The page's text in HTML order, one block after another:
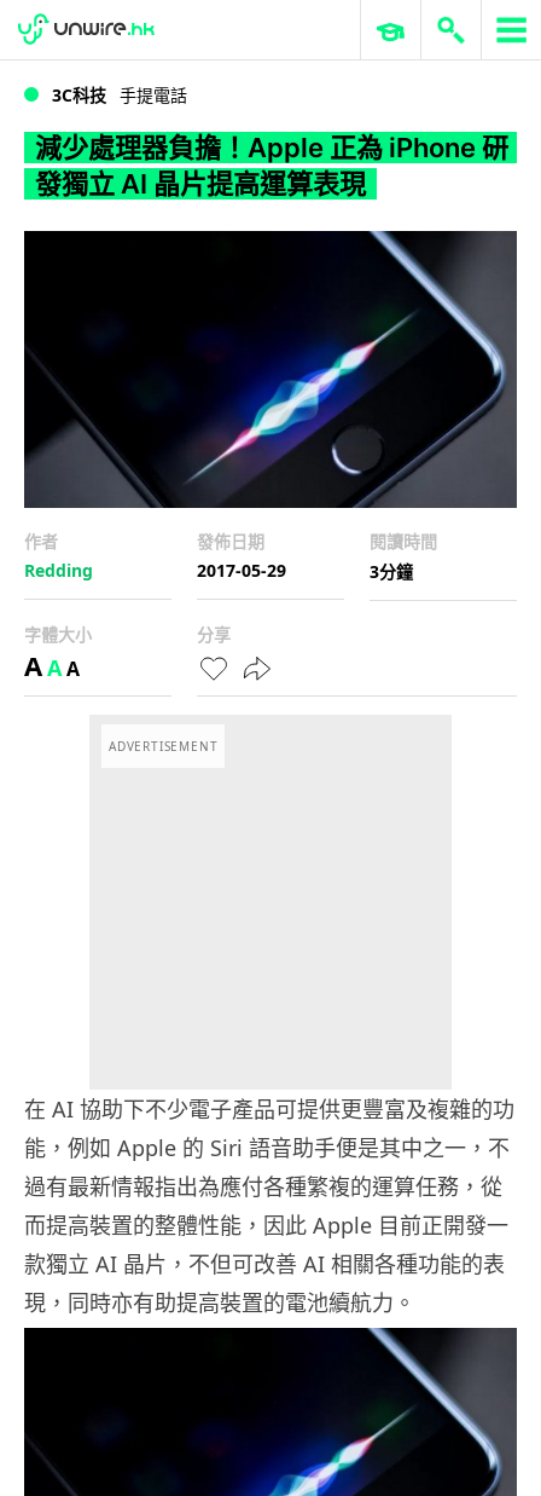
WWDC 2026 ERP 與商業 AI
3C科技 手提電話
減少處理器負擔！Apple 正為 iPhone 研
發獨立 AI 晶片提高運算表現
作者
Redding
發佈日期
2017-05-29
閱讀時間
3分鐘
字體大小
AAA
分享
ADVERTISEMENT
在 AI 協助下不少電子產品可提供更豐富及複雜的功
能，例如 Apple 的 Siri 語音助手便是其中之一，不
過有最新情報指出為應付各種繁複的運算任務，從
而提高裝置的整體性能，因此 Apple 目前正開發一
款獨立 AI 晶片，不但可改善 AI 相關各種功能的表
現，同時亦有助提高裝置的電池續航力。